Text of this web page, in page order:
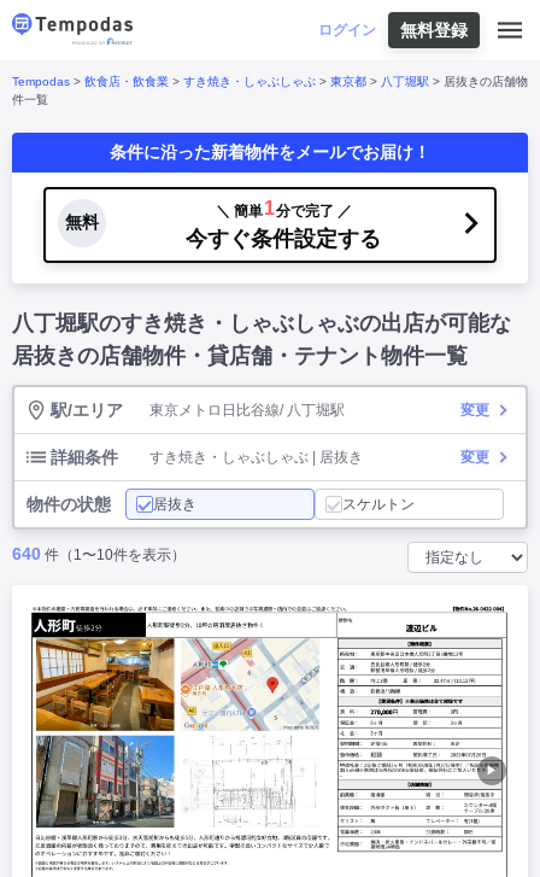
ログイン 無料登録
Tempodasとは
便利な機能
よくあるご質問
都道府県から探す
北海道・東北 北海道 | 青森県 | 岩手県 | 宮城県 | 秋田県 |
山形県 | 福島県
東京都 | 神奈川県 | 埼玉県 栃木県
中部
山梨県 | 長野県 | 石川県 | 新潟県 | 富山県 |
近畿
大阪府 | 兵庫県 | 京都府 | 滋賀県 | 奈良県 |
和歌山県
| 三重県 |
四国
香川県 徳島県 |
宮崎県
鹿児島県
業種から探す
バー
居酒屋・ダイニングバー・バル
お好み焼き・ステーキ・鉄板焼き | 焼肉・韓国料理 |
洋食・レストラン | テイクアウト・デリバリー | そば・うどん
和食・寿司・小料理屋 | カレー・インド料理 | 焼き鳥 |
タピオカ | すき焼き・しゃぶしゃぶ | パスタ・イタリア料理 |
ファーストフード・屋台
| フレンチ・フランス料理 |
アジア料理・エスニック | カラオケ・パブ・スナック |
サービス・医療
美容室・理容室
| 美容サロン(エステ・ネイル・マツエク) |
マッサージ店・整体院 | フィットネスジム |
病院・クリニック・歯科 | スクール・塾 | 不動産 |
お役立ちコンテンツ
Tempodas > 飲食店・飲食業 > すき焼き・しゃぶしゃぶ > 東京都 > 八丁堀駅 > 居抜きの店舗物
件一覧
条件に沿った新着物件をメールでお届け！
無料
＼ 簡単1分で完了 ／
今すぐ条件設定する
八丁堀駅のすき焼き・しゃぶしゃぶの出店が可能な
居抜きの店舗物件・貸店舗・テナント物件一覧
駅/エリア 東京メトロ日比谷線/ 八丁堀駅 変更
詳細条件 すき焼き・しゃぶしゃぶ | 居抜き 変更
物件の状態 居抜き スケルトン
640 件（1〜10件を表示）
▶